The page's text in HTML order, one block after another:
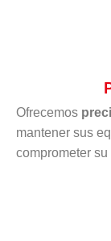
Ofrecemos
mantener sus
comprometer su